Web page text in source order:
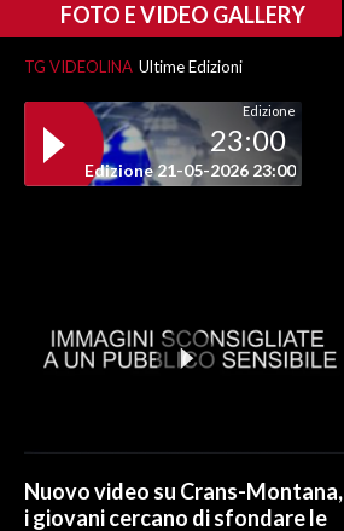
NOTIZIE
#CARAUNIONE
3 MINUTI CON
ANNUNCI
STORE
FOTO E VIDEO GALLERY
TG VIDEOLINA Ultime Edizioni
Edizione
23:00
Edizione 21-05-2026 23:00
Nuovo video su Crans-Montana,
i giovani cercano di sfondare le